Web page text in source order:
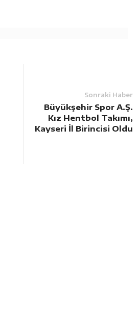
Sonraki Haber
Büyükşehir Spor A.Ş.
Kız Hentbol Takımı,
Kayseri İl Birincisi Oldu